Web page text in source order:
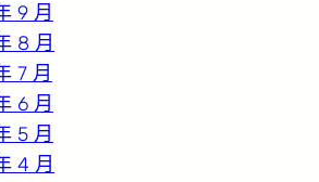
9 月
8 月
7 月
6 月
5 月
4 月